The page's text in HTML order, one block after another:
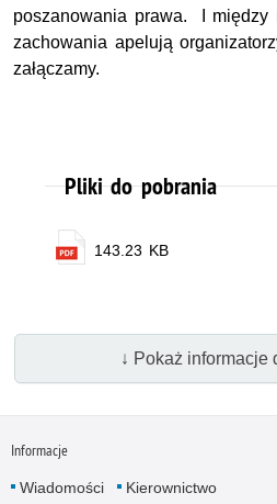
poszanowania prawa. I
zachowania apelują
załączamy.
Pliki do pobrania
143.23 KB
↓ Pokaż informacje
Informacje
Wiadomości
Kierownictwo